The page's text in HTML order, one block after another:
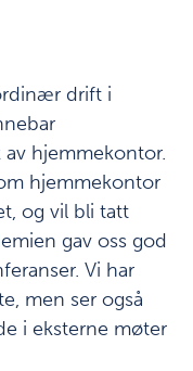
drift i
hjemmekontor.
hjemmekontor
og vil bli tatt
gav oss god
Vi har
men ser også
i eksterne møter